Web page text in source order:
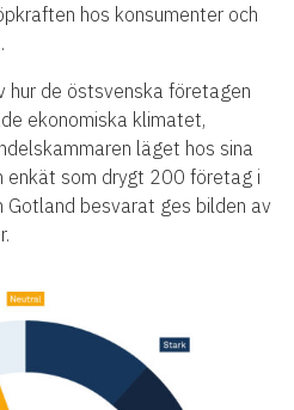
hos konsumenter och
hur de östsvenska företagen
ekonomiska klimatet,
läget hos sina
enkät som drygt 200 företag i
Gotland besvarat ges bilden av